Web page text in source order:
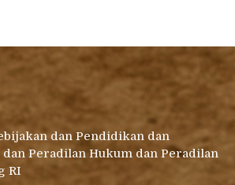
dan Pendidikan dan
Peradilan Hukum dan Peradilan
RI